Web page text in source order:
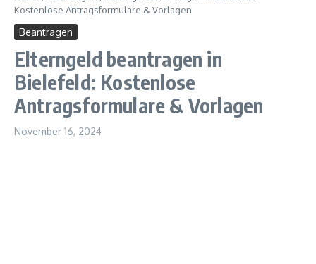
Kostenlose Antragsformulare & Vorlagen
Beantragen
Elterngeld beantragen in
Bielefeld: Kostenlose
Antragsformulare & Vorlagen
November 16, 2024